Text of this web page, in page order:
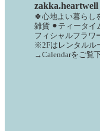
zakka.heartwell
🍀心地よい暮らし
雑貨 ⚫︎ティータイ
フィシャルフラワ
※2Fはレンタルル
→Calendarをご覧